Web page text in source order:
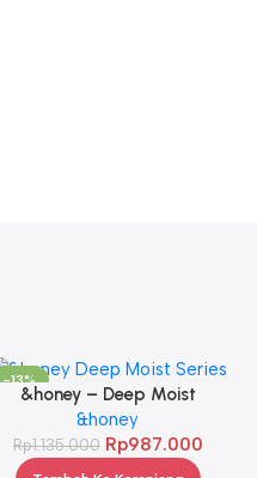
-13%
&honey – Deep Moist
Shampoo 1.0 440ml & Deep
Moist Treatment 2.0 445Gr
& Deep Moist Hair Oil 3.0
&honey
Rp1.135.000 Rp987.000